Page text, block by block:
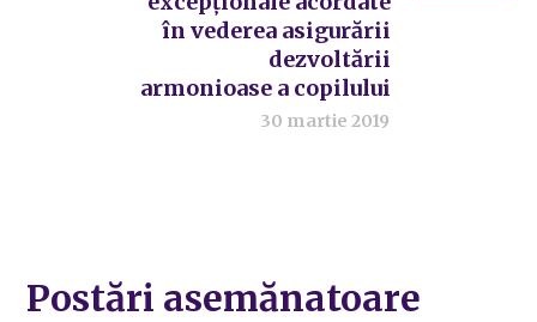
în vederea asigurării
dezvoltării
armonioase a copilului
30 martie 2019
Postări asemănatoare